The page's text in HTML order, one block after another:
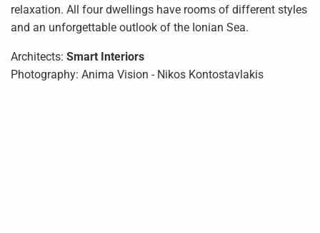
relaxation. All four dwellings have rooms of different styles
and an unforgettable outlook of the Ionian Sea.
Architects: Smart Interiors
Photography: Anima Vision - Nikos Kontostavlakis